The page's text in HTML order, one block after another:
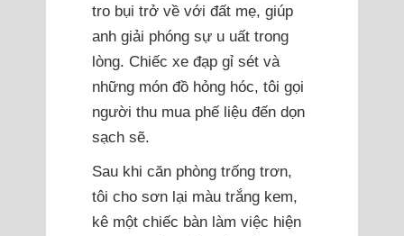
tro bụi trở về với đất mẹ, giúp
anh giải phóng sự u uất trong
lòng. Chiếc xe đạp gỉ sét và
những món đồ hỏng hóc, tôi gọi
người thu mua phế liệu đến dọn
sạch sẽ.
Sau khi căn phòng trống trơn,
tôi cho sơn lại màu trắng kem,
kê một chiếc bàn làm việc hiện